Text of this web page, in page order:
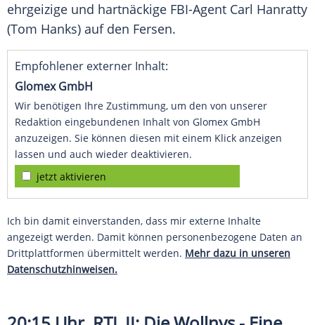
ehrgeizige und hartnäckige FBI-Agent Carl Hanratty
(Tom Hanks) auf den Fersen.
Empfohlener externer Inhalt:
Glomex GmbH
Wir benötigen Ihre Zustimmung, um den von unserer
Redaktion eingebundenen Inhalt von Glomex GmbH
anzuzeigen. Sie können diesen mit einem Klick anzeigen
lassen und auch wieder deaktivieren.
jetzt aktivieren
Ich bin damit einverstanden, dass mir externe Inhalte
angezeigt werden. Damit können personenbezogene Daten an
Drittplattformen übermittelt werden. Mehr dazu in unseren
Datenschutzhinweisen.